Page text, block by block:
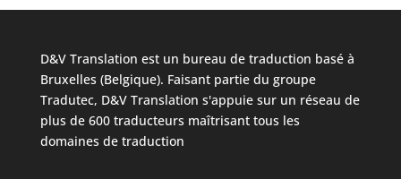
D&V Translation est un bureau de traduction basé à
Bruxelles (Belgique). Faisant partie du groupe
Tradutec, D&V Translation s'appuie sur un réseau de
plus de 600 traducteurs maîtrisant tous les
domaines de traduction